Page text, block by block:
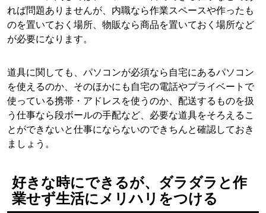
れば問題ありませんが、内職なら作業スペースや作ったも
のを置いておく場所、物販なら商品を置いておく場所など
が必要になります。
道具に関しても、パソコンが必須なら自宅にあるパソコン
を使えるのか、そのほかにも自宅の電話やプライベートで
使っている携帯・アドレスを使うのか、配送するものを扱
う仕事なら段ボールの手配など、必要な道具をそろえるこ
とができないと仕事にならないのできちんと確認しておき
ましょう。
好きな時にできるが、ダラダラと作
業せず生活にメリハリをつける